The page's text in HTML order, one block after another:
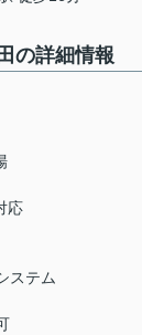
の詳細情報
応
ステム